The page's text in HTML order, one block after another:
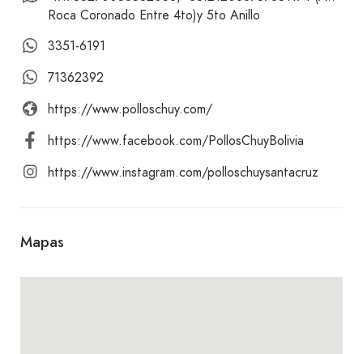
Roca Coronado Entre 4to)y 5to Anillo
3351-6191
71362392
https://www.polloschuy.com/
https://www.facebook.com/PollosChuyBolivia
https://www.instagram.com/polloschuysantacruz
Mapas